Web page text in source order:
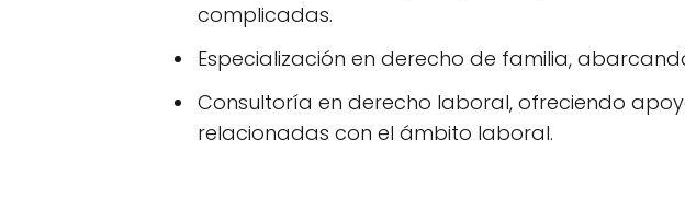
complicadas.
Especialización en derecho de familia,
Consultoría en derecho laboral, ofreciendo
relacionadas con el ámbito laboral.